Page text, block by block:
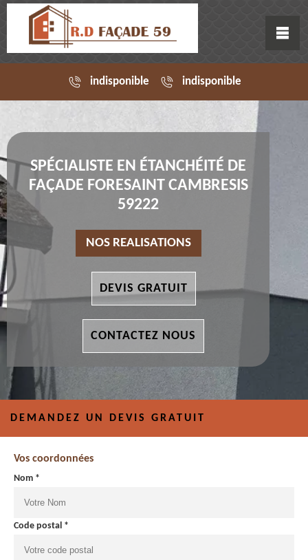
indisponible indisponible
SPÉCIALISTE EN ÉTANCHÉITÉ DE
FAÇADE FORESAINT CAMBRESIS
59222
NOS REALISATIONS
DEVIS GRATUIT
CONTACTEZ NOUS
DEMANDEZ UN DEVIS GRATUIT
Vos coordonnées
Nom *
Code postal *